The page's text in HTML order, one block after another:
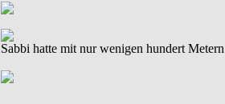
Sabbi hatte mit nur wenigen hundert